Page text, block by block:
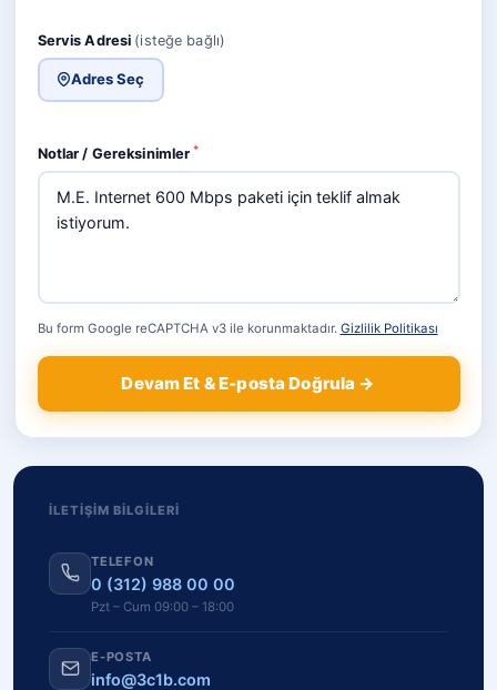
Servis Adresi (isteğe bağlı)
Adres Seç
Notlar / Gereksinimler *
Bu form Google reCAPTCHA v3 ile korunmaktadır. Gizlilik Politikası
Devam Et & E-posta Doğrula →
İLETIŞIM BILGILERI
TELEFON
0 (312) 988 00 00
Pzt – Cum 09:00 – 18:00
E-POSTA
info@3c1b.com